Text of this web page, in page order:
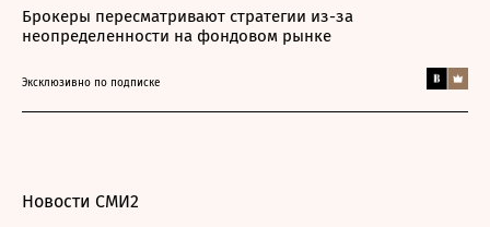
Брокеры пересматривают стратегии из-за
неопределенности на фондовом рынке
Эксклюзивно по подписке
Новости СМИ2